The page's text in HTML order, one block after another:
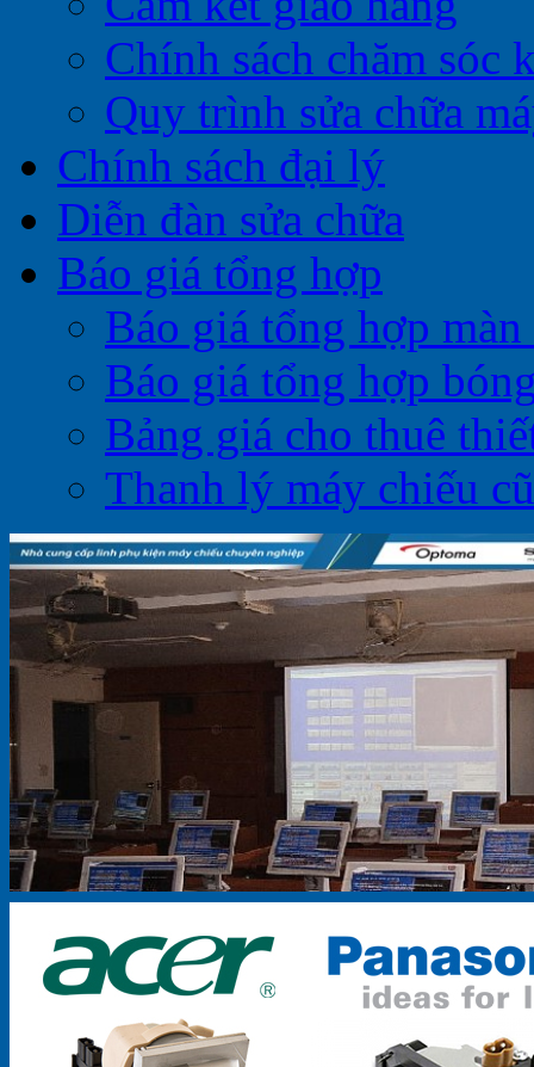
Chính sách chăm sóc
Quy trình sửa chữa
Chính sách đại lý
Diễn đàn sửa chữa
Báo giá tổng hợp
Báo giá tổng hợp màn
Báo giá tổng hợp
Bảng giá cho thuê
Thanh lý máy chiếu cũ